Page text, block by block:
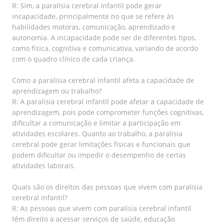
R: Sim, a paralisia cerebral infantil pode gerar
incapacidade, principalmente no que se refere às
habilidades motoras, comunicação, aprendizado e
autonomia. A incapacidade pode ser de diferentes tipos,
como física, cognitiva e comunicativa, variando de acordo
com o quadro clínico de cada criança.
Como a paralisia cerebral infantil afeta a capacidade de
aprendizagem ou trabalho?
R: A paralisia cerebral infantil pode afetar a capacidade de
aprendizagem, pois pode comprometer funções cognitivas,
dificultar a comunicação e limitar a participação em
atividades escolares. Quanto ao trabalho, a paralisia
cerebral pode gerar limitações físicas e funcionais que
podem dificultar ou impedir o desempenho de certas
atividades laborais.
Quais são os direitos das pessoas que vivem com paralisia
cerebral infantil?
R: As pessoas que vivem com paralisia cerebral infantil
têm direito a acessar serviços de saúde, educação